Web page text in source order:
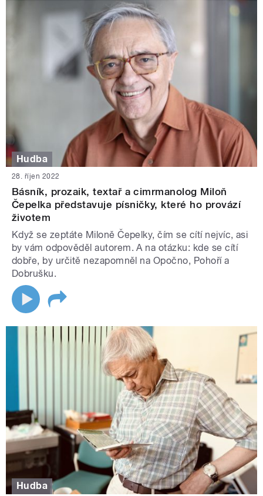
Hudba
28. říjen 2022
Básník, prozaik, textař a cimrmanolog Miloň
Čepelka představuje písničky, které ho provází
životem
Když se zeptáte Miloně Čepelky, čím se cítí nejvíc, asi
by vám odpověděl autorem. A na otázku: kde se cítí
dobře, by určitě nezapomněl na Opočno, Pohoří a
Dobrušku.
Hudba